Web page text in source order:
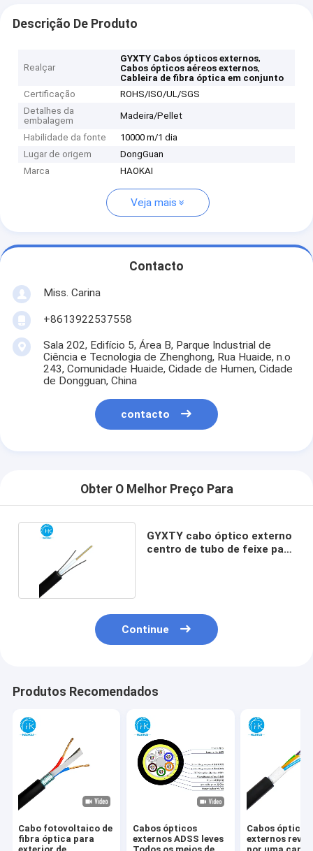
Descrição De Produto
Realçar
GYXTY Cabos ópticos externos,
Cabos ópticos aéreos externos,
Cableira de fibra óptica em conjunto
Certificação
ROHS/ISO/UL/SGS
Detalhes da
embalagem
Madeira/Pellet
Habilidade da fonte
10000 m/1 dia
Lugar de origem
DongGuan
Marca
HAOKAI
Veja mais
Contacto
Miss. Carina
+8613922537558
Sala 202, Edifício 5, Área B, Parque Industrial de
Ciência e Tecnologia de Zhenghong, Rua Huaide, n.o
243, Comunidade Huaide, Cidade de Humen, Cidade
de Dongguan, China
contacto
Obter O Melhor Preço Para
GYXTY cabo óptico externo
centro de tubo de feixe para
Continue
Produtos Recomendados
Cabo fotovoltaico de
fibra óptica para
Cabos ópticos
externos ADSS leves
Cabos ópticos
externos